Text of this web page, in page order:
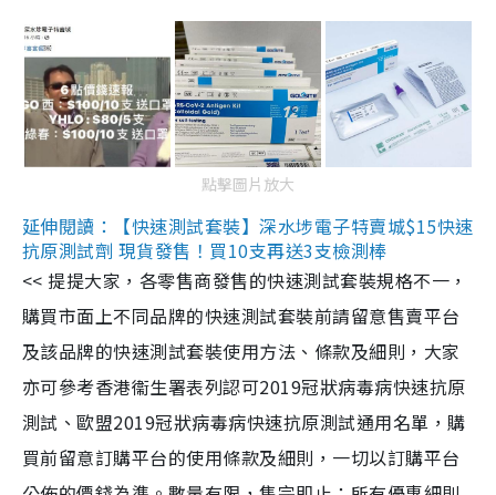
點擊圖片放大
延伸閱讀：【快速測試套裝】深水埗電子特賣城$15快速
抗原測試劑 現貨發售！買10支再送3支檢測棒
<< 提提大家，各零售商發售的快速測試套裝規格不一，
購買市面上不同品牌的快速測試套裝前請留意售賣平台
及該品牌的快速測試套裝使用方法、條款及細則，大家
亦可參考香港衞生署表列認可2019冠狀病毒病快速抗原
測試、歐盟2019冠狀病毒病快速抗原測試通用名單，購
買前留意訂購平台的使用條款及細則，一切以訂購平台